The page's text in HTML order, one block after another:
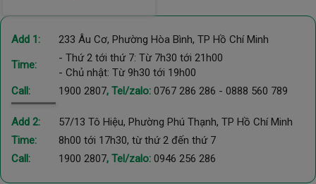
Add 1: 233 Âu Cơ, Phường Hòa Bình, TP Hồ Chí Minh
Time:
- Thứ 2 tới thứ 7: Từ 7h30 tới 21h00
- Chủ nhật: Từ 9h30 tới 19h00
Call:
1900 2807, Tel/zalo: 0767 286 286 - 0888 560 789
Add 2:
57/13 Tô Hiệu, Phường Phú Thạnh, TP Hồ Chí Minh
Time:
8h00 tới 17h30, từ thứ 2 đến thứ 7
Call:
1900 2807, Tel/zalo: 0946 256 286